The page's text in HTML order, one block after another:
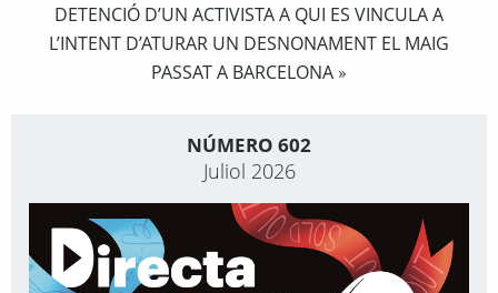
DETENCIÓ D’UN ACTIVISTA A QUI ES VINCULA A
L’INTENT D’ATURAR UN DESNONAMENT EL MAIG
PASSAT A BARCELONA »
NÚMERO 602
Juliol 2026